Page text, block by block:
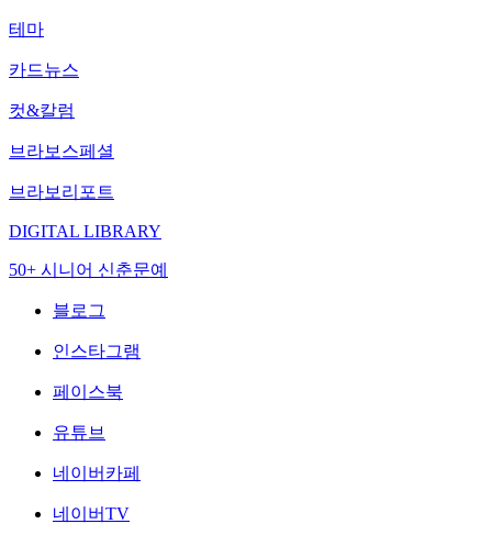
테마
카드뉴스
컷&칼럼
브라보스페셜
브라보리포트
DIGITAL LIBRARY
50+ 시니어 신춘문예
블로그
인스타그램
페이스북
유튜브
네이버카페
네이버TV